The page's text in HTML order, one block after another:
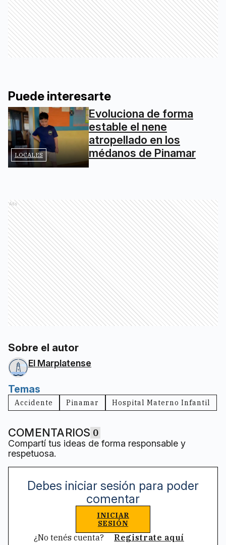
Puede interesarte
LOCALES
Evoluciona de forma
estable el nene
atropellado en los
médanos de Pinamar
Ads
Sobre el autor
El Marplatense
Temas
Accidente Pinamar Hospital Materno Infantil
COMENTARIOS 0
Compartí tus ideas de forma responsable y
respetuosa.
Debes iniciar sesión para poder
comentar
INICIAR
SESIÓN
¿No tenés cuenta? Registrate aquí